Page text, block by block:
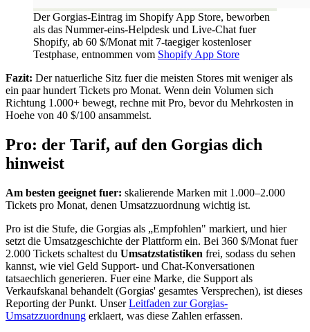
Der Gorgias-Eintrag im Shopify App Store, beworben
als das Nummer-eins-Helpdesk und Live-Chat fuer
Shopify, ab 60 $/Monat mit 7-taegiger kostenloser
Testphase, entnommen vom Shopify App Store
Fazit: Der natuerliche Sitz fuer die meisten Stores mit weniger als
ein paar hundert Tickets pro Monat. Wenn dein Volumen sich
Richtung 1.000+ bewegt, rechne mit Pro, bevor du Mehrkosten in
Hoehe von 40 $/100 ansammelst.
Pro: der Tarif, auf den Gorgias dich
hinweist
Am besten geeignet fuer: skalierende Marken mit 1.000–2.000
Tickets pro Monat, denen Umsatzzuordnung wichtig ist.
Pro ist die Stufe, die Gorgias als „Empfohlen" markiert, und hier
setzt die Umsatzgeschichte der Plattform ein. Bei 360 $/Monat fuer
2.000 Tickets schaltest du Umsatzstatistiken frei, sodass du sehen
kannst, wie viel Geld Support- und Chat-Konversationen
tatsaechlich generieren. Fuer eine Marke, die Support als
Verkaufskanal behandelt (Gorgias' gesamtes Versprechen), ist dieses
Reporting der Punkt. UnserLeitfaden zur Gorgias-
Umsatzzuordnung erklaert, was diese Zahlen erfassen.